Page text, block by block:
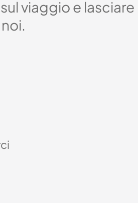
viaggio e lasciare
noi.